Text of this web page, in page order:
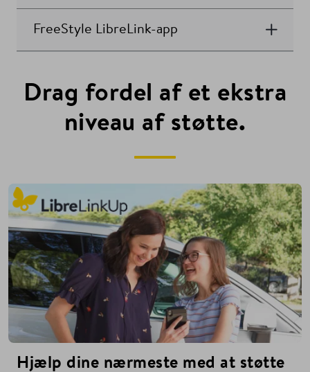
FreeStyle LibreLink-app
Drag fordel af et ekstra
niveau af støtte.
Hjælp dine nærmeste med at støtte